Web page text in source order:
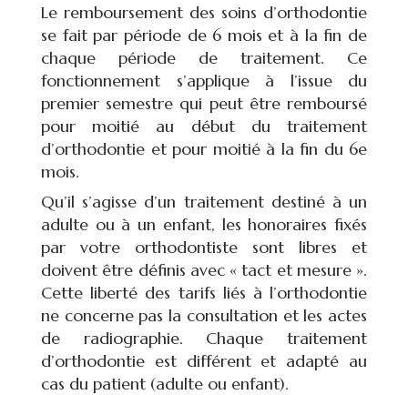
Le remboursement des soins d’orthodontie
se fait par période de 6 mois et à la fin de
chaque période de traitement. Ce
fonctionnement s’applique à l’issue du
premier semestre qui peut être remboursé
pour moitié au début du traitement
d’orthodontie et pour moitié à la fin du 6e
mois.
Qu’il s’agisse d’un traitement destiné à un
adulte ou à un enfant, les honoraires fixés
par votre orthodontiste sont libres et
doivent être définis avec « tact et mesure ».
Cette liberté des tarifs liés à l’orthodontie
ne concerne pas la consultation et les actes
de radiographie. Chaque traitement
d’orthodontie est différent et adapté au
cas du patient (adulte ou enfant).